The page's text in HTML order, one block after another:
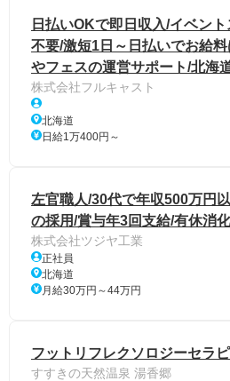
日払いOKで即日収入/イベン
不要/激短1日～日払いでお給
やフェスの運営サポート/北海
株式会社フルキャスト
北海道
日給1万400円～
左官職人/30代で年収500万円
の採用/賞与年3回支給/有休消
株式会社ツジヤ工業
正社員
北海道
月給30万円～44万円
フットリフレクソロジーセラ
すすきの天然温泉 湯香郷